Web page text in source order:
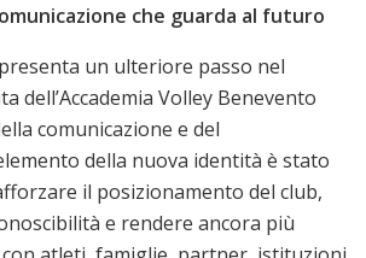
che guarda al futuro
un ulteriore passo nel
dell’Accademia Volley Benevento
comunicazione e del
della nuova identità è stato
il posizionamento del club,
e rendere ancora più